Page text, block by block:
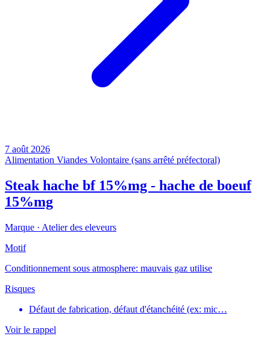
7 août 2026
Alimentation Viandes Volontaire (sans arrêté préfectoral)
Steak hache bf 15%mg - hache de boeuf
15%mg
Marque · Atelier des eleveurs
Motif
Conditionnement sous atmosphere: mauvais gaz utilise
Risques
Défaut de fabrication, défaut d'étanchéité (ex: mic…
Voir le rappel